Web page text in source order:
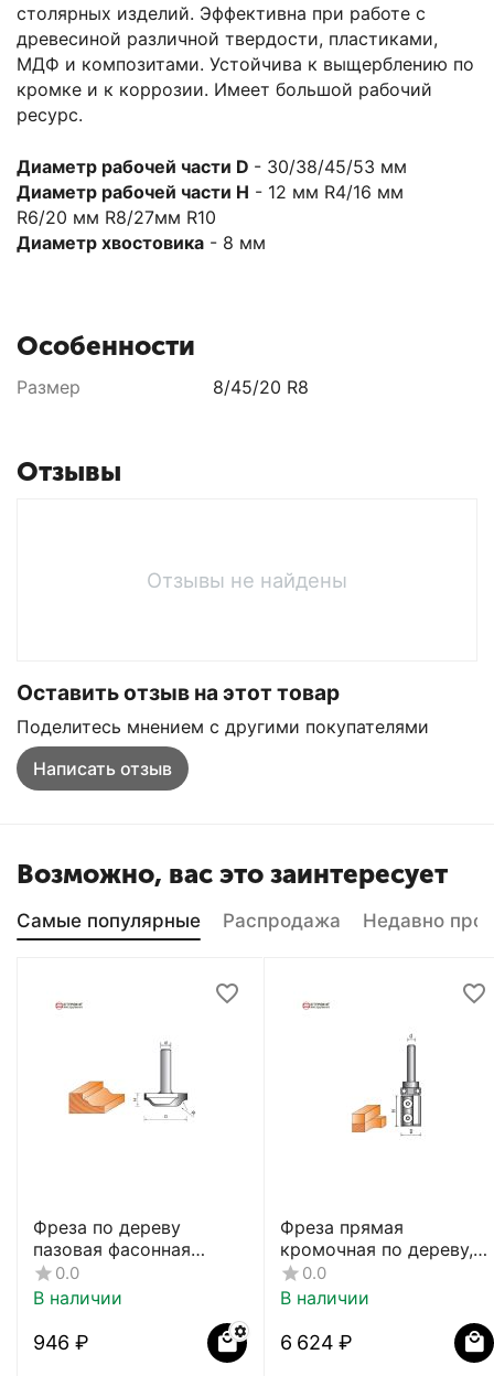
столярных изделий. Эффективна при работе с
древесиной различной твердости, пластиками,
МДФ и композитами. Устойчива к выщерблению по
кромке и к коррозии. Имеет большой рабочий
ресурс.
Диаметр рабочей части D - 30/38/45/53 мм
Диаметр рабочей части H - 12 мм R4/16 мм
R6/20 мм R8/27мм R10
Диаметр хвостовика - 8 мм
Особенности
Размер 8/45/20 R8
Отзывы
Отзывы не найдены
Оставить отзыв на этот товар
Поделитесь мнением с другими покупателями
Написать отзыв
Возможно, вас это заинтересует
Самые популярные Распродажа Недавно
Фреза по дереву
пазовая фасонная
CTФ-2154
0.0
В наличии
‍946‍ ₽
Фреза прямая
кромочная по дереву,
8х19Dх40H мм, CTФ-121
0.0
В наличии
6 624 ₽